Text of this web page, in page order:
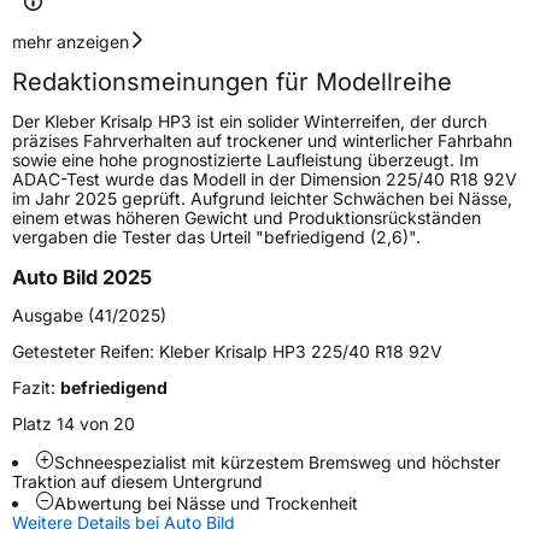
Geschwindigkeitsindex
Höchstgeschwindigkeit
190 km/h
Lastindex95
Höchstlast690 kg
Gewicht (in kg)8,161 kg
Generelle Merkmale
FahrzeugtypPKW
VerwendungWinterreifen
ModellnameKrisalp HP3
FahrzeugartPKW & SUV
Weitere Eigenschaften
mehr anzeigen
Redaktionsmeinungen für Modellreihe
Der Kleber Krisalp HP3 ist ein solider Winterreifen, der durch
präzises Fahrverhalten auf trockener und winterlicher Fahrbahn
sowie eine hohe prognostizierte Laufleistung überzeugt. Im
ADAC-Test wurde das Modell in der Dimension 225/40 R18 92V
im Jahr 2025 geprüft. Aufgrund leichter Schwächen bei Nässe,
einem etwas höheren Gewicht und Produktionsrückständen
vergaben die Tester das Urteil "befriedigend (2,6)".
Auto Bild 2025
Ausgabe (41/2025)
Getesteter Reifen: Kleber Krisalp HP3 225/40 R18 92V
Fazit: befriedigend
Platz 14 von 20
Schneespezialist mit kürzestem Bremsweg und höchster
Traktion auf diesem Untergrund
Abwertung bei Nässe und Trockenheit
Weitere Details bei Auto Bild